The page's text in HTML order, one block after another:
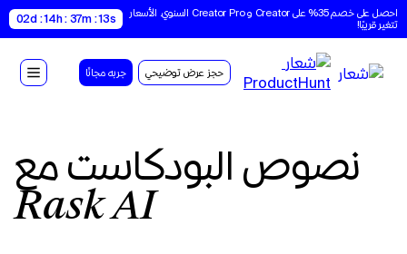
تتغير قريبًا!
02d : 14h : 37m : 12s
حجز عرض توضيحي جربه مجانًا
نصوص البودكاست مع
Rask AI